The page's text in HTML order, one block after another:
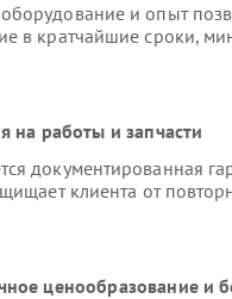
и опыт
в кратчайшие сроки,
на работы и запчасти
документированная
клиента от
ценообразование и